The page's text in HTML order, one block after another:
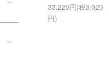
33,220円(税3,020
円)